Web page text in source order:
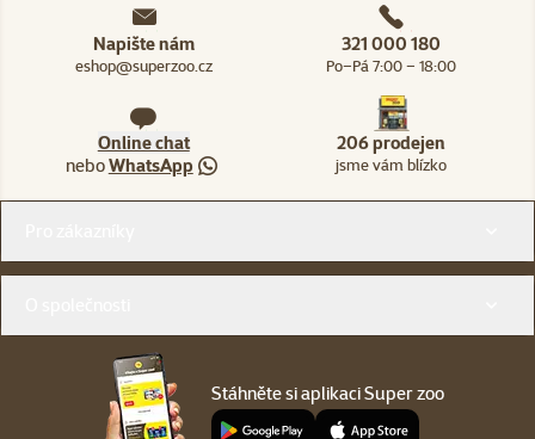
Napište nám
eshop@superzoo.cz
321 000 180
Po–Pá 7:00 – 18:00
Online chat
neboWhatsApp
206 prodejen
jsme vám blízko
Stáhněte si aplikaci Super zoo